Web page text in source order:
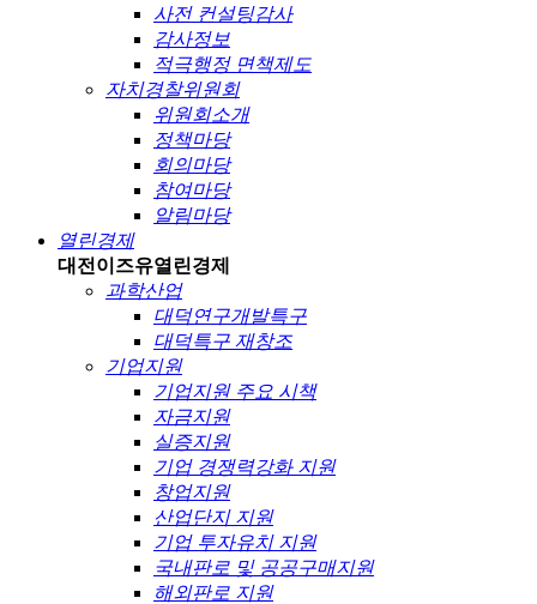
사전 컨설팅감사
감사정보
적극행정 면책제도
자치경찰위원회
위원회소개
정책마당
회의마당
참여마당
알림마당
열린경제
대전이즈유열린경제
과학산업
대덕연구개발특구
대덕특구 재창조
기업지원
기업지원 주요 시책
자금지원
실증지원
기업 경쟁력강화 지원
창업지원
산업단지 지원
기업 투자유치 지원
국내판로 및 공공구매지원
해외판로 지원